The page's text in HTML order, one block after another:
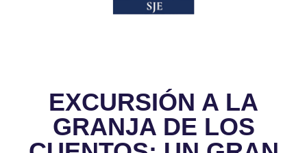
EXCURSIÓN A LA
GRANJA DE LOS